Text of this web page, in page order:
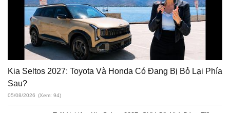
Kia Seltos 2027: Toyota Và Honda Có Đang Bị Bỏ Lại Phía
Sau?
05/08/2026 (Xem: 94)